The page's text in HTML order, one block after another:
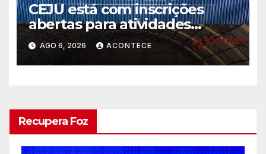
CEJU está com inscrições
abertas para atividades
gratuitas
AGO 6, 2026 ACONTECE
Recupera Foz